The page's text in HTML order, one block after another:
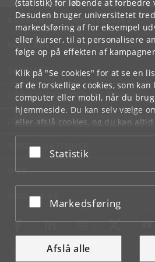
(statistik) for løbende at forbedre
Desuden bruger universitetet
markedsføring af for eksempel
eller kurser, til at personalisere
følge op på effekten af
Klik på "Se cookies" for at se en
af de forskellige cookies, som
computer eller mobil, når du
hjemmeside. Du kan selv vælge
eller afslå cookies, og du kan
underCookie- og privatlivspolitik
bunden af hver side.
Acceptér eller afslå
Statistik
Acceptér eller afslå
Markedsføring
Afslå alle
KØBENHAVNS UNIVERSITET
KONTAKT
SERVICES
FOR STUDERENDE OG ANSATTE
JOB OG KARRIERE
NØDSITUATIONER
WEB
MØD KU PÅ